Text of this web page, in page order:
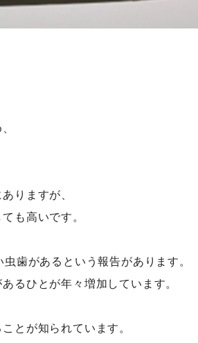
りますが、
も高いです。
歯があるという報告があります。
るひとが年々増加しています。
とが知られています。